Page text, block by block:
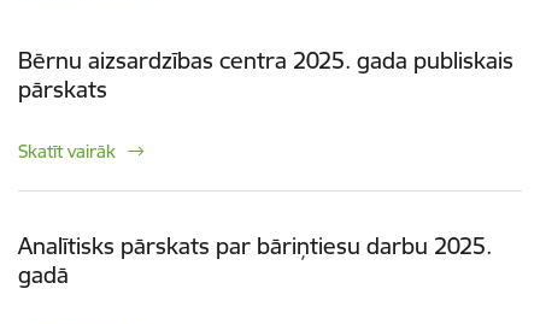
Bērnu aizsardzības centra 2025. gada publiskais
pārskats
Skatīt vairāk
Analītisks pārskats par bāriņtiesu darbu 2025.
gadā